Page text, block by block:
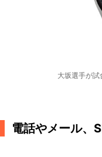
大坂選手が
電話やメール、